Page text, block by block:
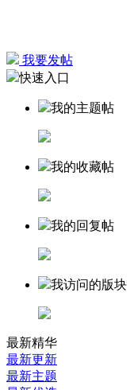
我要发帖
快速入口
我的主题帖
我的收藏帖
我的回复帖
我访问的版块
最新精华
最新更新
最新主题